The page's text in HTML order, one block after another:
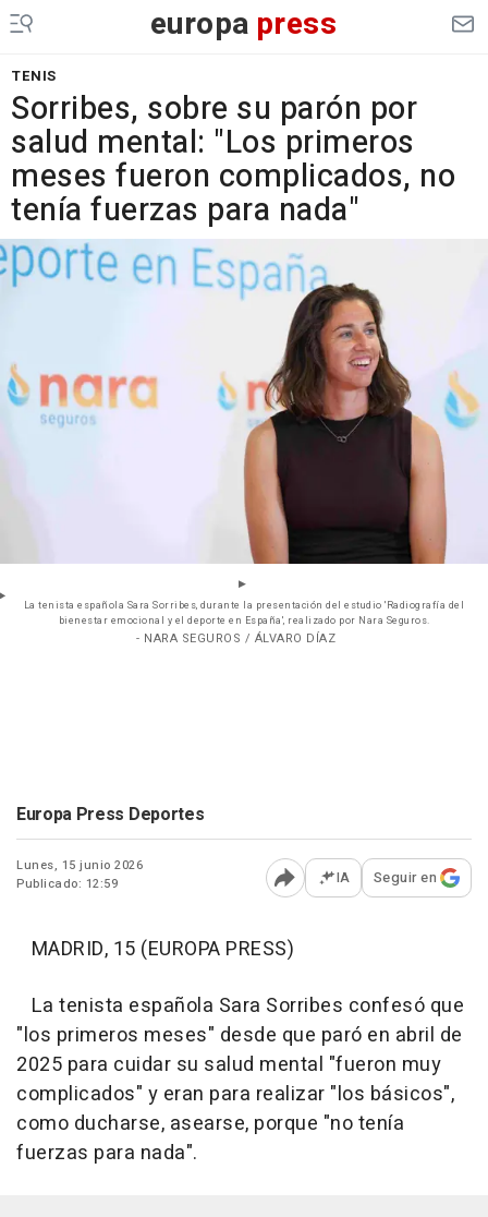
europa press
TENIS
Sorribes, sobre su parón por
salud mental: "Los primeros
meses fueron complicados, no
tenía fuerzas para nada"
La tenista española Sara Sorribes, durante la presentación del estudio 'Radiografía del
bienestar emocional y el deporte en España', realizado por Nara Seguros.
- NARA SEGUROS / ÁLVARO DÍAZ
Europa Press Deportes
Lunes, 15 junio 2026
Publicado: 12:59
Abrir opciones para
IA Seguir en
MADRID, 15 (EUROPA PRESS)
La tenista española Sara Sorribes confesó que
"los primeros meses" desde que paró en abril de
2025 para cuidar su salud mental "fueron muy
complicados" y eran para realizar "los básicos",
como ducharse, asearse, porque "no tenía
fuerzas para nada".